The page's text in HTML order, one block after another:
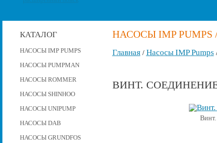
КАТАЛОГ
НАСОСЫ IMP PUMPS
НАСОСЫ PUMPMAN
НАСОСЫ ROMMER
НАСОСЫ SHINHOO
НАСОСЫ UNIPUMP
НАСОСЫ DAB
НАСОСЫ GRUNDFOS
НАСОСЫ IMP
Главная/ Насосы IMP Pumps
ВИНТ. СОЕДИНЕНИЕ